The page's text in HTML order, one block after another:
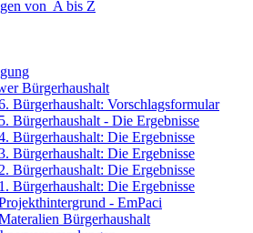
­von ­ ­A bis Z
Bürgerhaushalt
Bürgerhaushalt: Vorschlagsformular
5. Bürgerhaushalt - Die Ergebnisse
Bürgerhaushalt: Die Ergebnisse
Bürgerhaushalt: Die Ergebnisse
2. Bürgerhaushalt: Die Ergebnisse
1. Bürgerhaushalt: Die Ergebnisse
- EmPaci
Bürgerhaushalt